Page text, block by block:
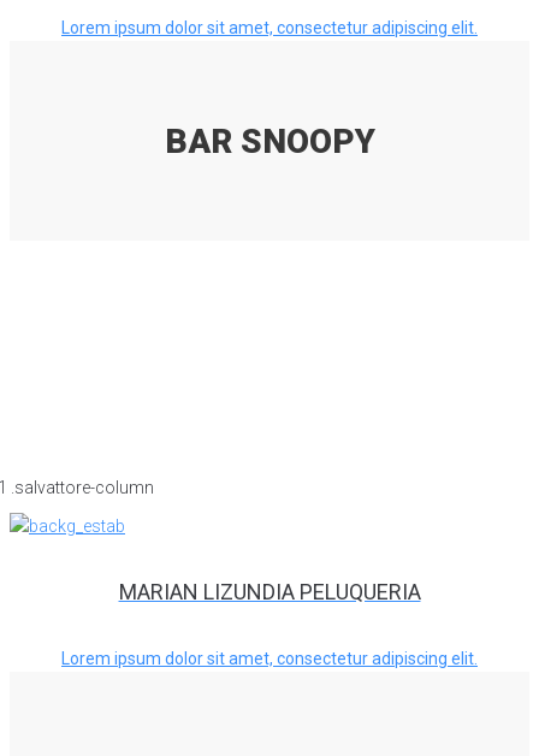
Lorem ipsum dolor sit amet, consectetur adipiscing elit.
BAR SNOOPY
MARIAN LIZUNDIA PELUQUERIA
Lorem ipsum dolor sit amet, consectetur adipiscing elit.